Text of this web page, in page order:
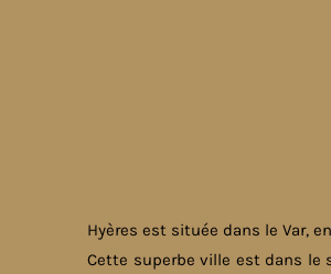
Hyères est située dans le Var,
Cette superbe ville est dans le